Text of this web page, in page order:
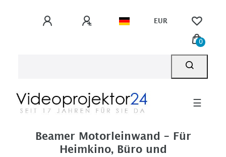
EUR
0
☰
Beamer Motorleinwand – Für
Heimkino, Büro und